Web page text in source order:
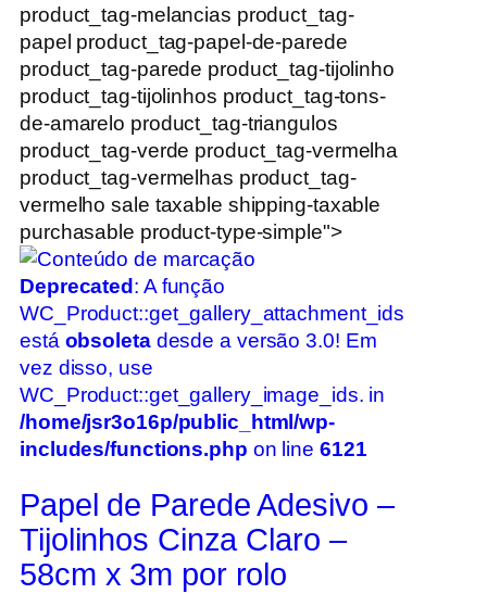
product_tag-melancias product_tag-
papel product_tag-papel-de-parede
product_tag-parede product_tag-tijolinho
product_tag-tijolinhos product_tag-tons-
de-amarelo product_tag-triangulos
product_tag-verde product_tag-vermelha
product_tag-vermelhas product_tag-
vermelho sale taxable shipping-taxable
purchasable product-type-simple">
Deprecated: A função
WC_Product::get_gallery_attachment_ids
está obsoletadesde a versão 3.0! Em
vez disso, use
WC_Product::get_gallery_image_ids. in
/home/jsr3o16p/public_html/wp-
includes/functions.php on line 6121
Papel de Parede Adesivo –
Tijolinhos Cinza Claro –
58cm x 3m por rolo